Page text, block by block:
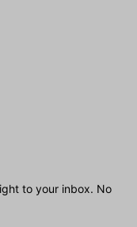
to your inbox. No